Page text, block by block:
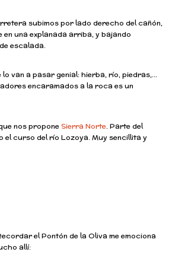
subimos por lado derecho del cañón,
una explanada arriba, y bajando
escalada.
lo van a pasar genial: hierba, río, piedras,…
encaramados a la roca es un
nos proponeSierra Norte. Parte del
el curso del río Lozoya. Muy sencillita y
el Pontón de la Oliva me emociona
allí: